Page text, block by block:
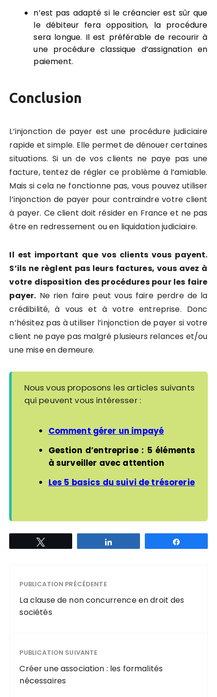
n’est pas adapté si le créancier est sûr que
le débiteur fera opposition, la procédure
sera longue. Il est préférable de recourir à
une procédure classique d’assignation en
paiement.
Conclusion
L’injonction de payer est une procédure judiciaire
rapide et simple. Elle permet de dénouer certaines
situations. Si un de vos clients ne paye pas une
facture, tentez de régler ce problème à l’amiable.
Mais si cela ne fonctionne pas, vous pouvez utiliser
l’injonction de payer pour contraindre votre client
à payer. Ce client doit résider en France et ne pas
être en redressement ou en liquidation judiciaire.
Il est important que vos clients vous payent.
S’ils ne règlent pas leurs factures, vous avez à
votre disposition des procédures pour les faire
payer. Ne rien faire peut vous faire perdre de la
crédibilité, à vous et à votre entreprise. Donc
n’hésitez pas à utiliser l’injonction de payer si votre
client ne paye pas malgré plusieurs relances et/ou
une mise en demeure.
Nous vous proposons les articles suivants
qui peuvent vous intéresser :
Comment gérer un impayé
Gestion d’entreprise : 5 éléments
à surveiller avec attention
Les 5 basics du suivi de trésorerie
PUBLICATION PRÉCÉDENTE
La clause de non concurrence en droit des
sociétés
PUBLICATION SUIVANTE
Créer une association : les formalités
nécessaires